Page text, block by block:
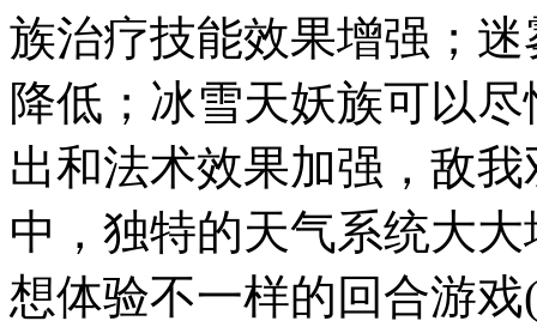
族治疗技能效果增强；
降低；冰雪天妖族可以
出和法术效果加强，敌
中，独特的天气系统大
想体验不一样的回合游